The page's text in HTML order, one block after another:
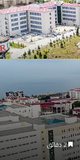
2 دقائق